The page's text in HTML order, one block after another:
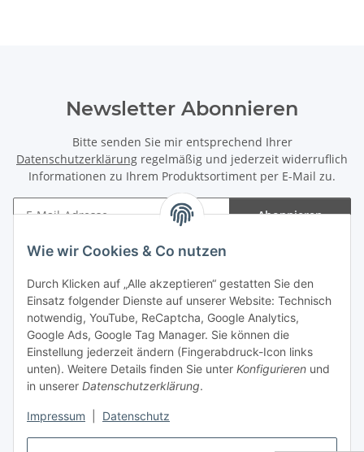
Wie wir Cookies & Co nutzen
Durch Klicken auf „Alle akzeptieren“ gestatten Sie den
Einsatz folgender Dienste auf unserer Website: Technisch
notwendig, YouTube, ReCaptcha, Google Analytics,
Google Ads, Google Tag Manager. Sie können die
Einstellung jederzeit ändern (Fingerabdruck-Icon links
unten). Weitere Details finden Sie unter Konfigurieren und
in unserer Datenschutzerklärung.
Impressum Datenschutz
Newsletter Abonnieren
Bitte senden Sie mir entsprechend Ihrer
Datenschutzerklärung regelmäßig und jederzeit widerruflich
Informationen zu Ihrem Produktsortiment per E-Mail zu.
Abonnieren
Gesetzliche Informationen
Spieletreffs in Jülich & Umgebung